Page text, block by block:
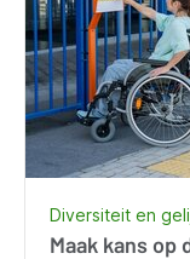
Maak kans op
Diversiteit en